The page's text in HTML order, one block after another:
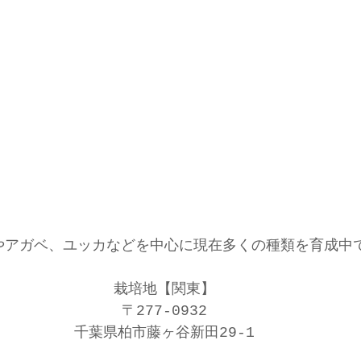
アガベ、ユッカなどを中心に現在多くの種類を育成中
栽培地【関東】
〒277-0932
千葉県柏市藤ヶ谷新田29-1